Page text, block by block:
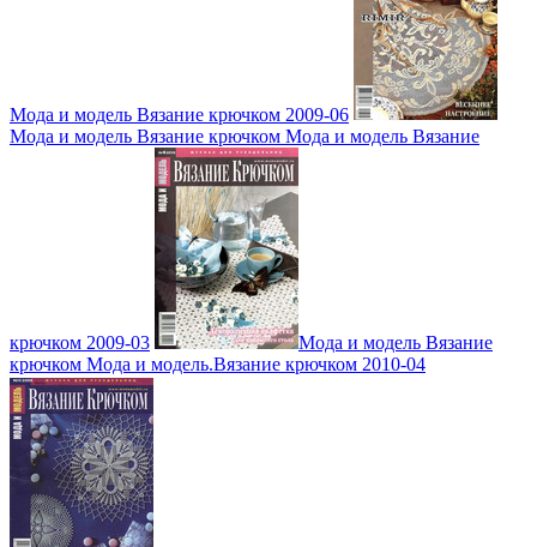
Мода и модель Вязание крючком 2009-06
Мода и модель Вязание крючком Мода и модель Вязание
крючком 2009-03
Мода и модель Вязание
крючком Мода и модель.Вязание крючком 2010-04